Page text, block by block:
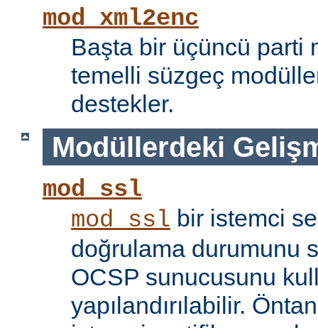
mod_xml2enc
Başta bir üçüncü parti
temelli süzgeç
destekler.
Modüllerdeki
mod_ssl
mod_ssl bir istemci
doğrulama durumunu
OCSP sunucusunu
yapılandırılabilir.